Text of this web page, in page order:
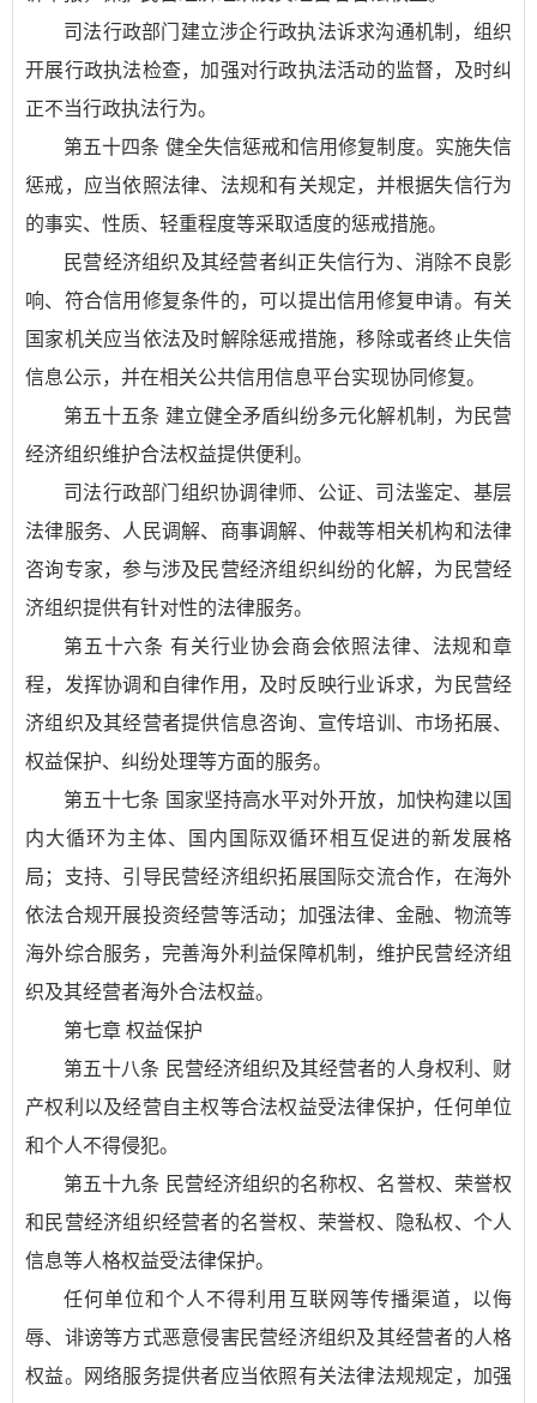
司法行政部门建立涉企行政执法诉求沟通机制，组织
开展行政执法检查，加强对行政执法活动的监督，及时纠
正不当行政执法行为。
第五十四条 健全失信惩戒和信用修复制度。实施失信
惩戒，应当依照法律、法规和有关规定，并根据失信行为
的事实、性质、轻重程度等采取适度的惩戒措施。
民营经济组织及其经营者纠正失信行为、消除不良影
响、符合信用修复条件的，可以提出信用修复申请。有关
国家机关应当依法及时解除惩戒措施，移除或者终止失信
信息公示，并在相关公共信用信息平台实现协同修复。
第五十五条 建立健全矛盾纠纷多元化解机制，为民营
经济组织维护合法权益提供便利。
司法行政部门组织协调律师、公证、司法鉴定、基层
法律服务、人民调解、商事调解、仲裁等相关机构和法律
咨询专家，参与涉及民营经济组织纠纷的化解，为民营经
济组织提供有针对性的法律服务。
第五十六条 有关行业协会商会依照法律、法规和章
程，发挥协调和自律作用，及时反映行业诉求，为民营经
济组织及其经营者提供信息咨询、宣传培训、市场拓展、
权益保护、纠纷处理等方面的服务。
第五十七条 国家坚持高水平对外开放，加快构建以国
内大循环为主体、国内国际双循环相互促进的新发展格
局；支持、引导民营经济组织拓展国际交流合作，在海外
依法合规开展投资经营等活动；加强法律、金融、物流等
海外综合服务，完善海外利益保障机制，维护民营经济组
织及其经营者海外合法权益。
第七章 权益保护
第五十八条 民营经济组织及其经营者的人身权利、财
产权利以及经营自主权等合法权益受法律保护，任何单位
和个人不得侵犯。
第五十九条 民营经济组织的名称权、名誉权、荣誉权
和民营经济组织经营者的名誉权、荣誉权、隐私权、个人
信息等人格权益受法律保护。
任何单位和个人不得利用互联网等传播渠道，以侮
辱、诽谤等方式恶意侵害民营经济组织及其经营者的人格
权益。网络服务提供者应当依照有关法律法规规定，加强